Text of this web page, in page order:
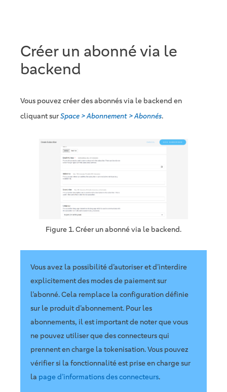
Créer un abonné via le
backend
Vous pouvez créer des abonnés via le backend en
cliquant surSpace > Abonnement > Abonnés.
Figure 1. Créer un abonné via le backend.
Vous avez la possibilité d’autoriser et d’interdire
explicitement des modes de paiement sur
l’abonné. Cela remplace la configuration définie
sur le produit d’abonnement. Pour les
abonnements, il est important de noter que vous
ne pouvez utiliser que des connecteurs qui
prennent en charge la tokenisation. Vous pouvez
vérifier si la fonctionnalité est prise en charge sur
la page d’informations des connecteurs.